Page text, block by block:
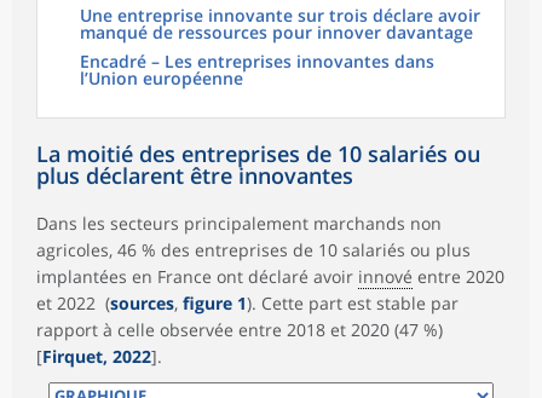
Une entreprise innovante sur trois déclare avoir
manqué de ressources pour innover davantage
Encadré – Les entreprises innovantes dans
l’Union européenne
La moitié des entreprises de 10 salariés ou
plus déclarent être innovantes
Dans les secteurs principalement marchands non
agricoles, 46 % des entreprises de 10 salariés ou plus
implantées en France ont déclaré avoir innové entre 2020
et 2022 (sources, figure 1). Cette part est stable par
rapport à celle observée entre 2018 et 2020 (47 %)
[Firquet, 2022].